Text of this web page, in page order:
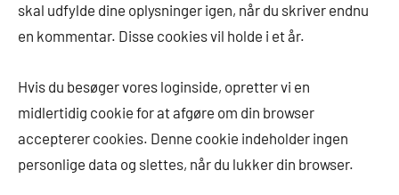
skal udfylde dine oplysninger igen, når du skriver endnu
en kommentar. Disse cookies vil holde i et år.
Hvis du besøger vores loginside, opretter vi en
midlertidig cookie for at afgøre om din browser
accepterer cookies. Denne cookie indeholder ingen
personlige data og slettes, når du lukker din browser.